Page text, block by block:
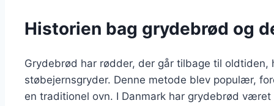
Historien bag grydebrød og
Grydebrød har rødder, der går tilbage til
støbejernsgryder. Denne metode blev populær,
en traditionel ovn. I Danmark har grydebrød